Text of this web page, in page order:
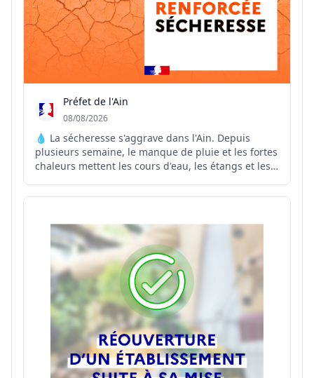
Préfet de l'Ain
08/08/2026
💧 La sécheresse s'aggrave dans l'Ain. Depuis
plusieurs semaine, le manque de pluie et les fortes
chaleurs mettent les cours d'eau, les étangs et les
situation, le préfet de l'Ain renforce les mesures de